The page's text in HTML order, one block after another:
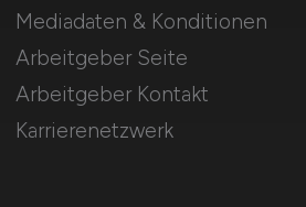
Mediadaten & Konditionen
Arbeitgeber Seite
Arbeitgeber Kontakt
Karrierenetzwerk